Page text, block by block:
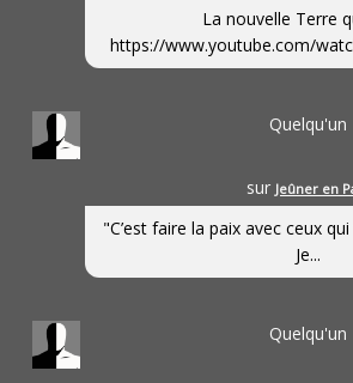
La nouvelle Terre
https://www.youtube.com/
Quelqu'un
sur Jeûner en
"C’est faire la paix avec ceux
Je...
Quelqu'un